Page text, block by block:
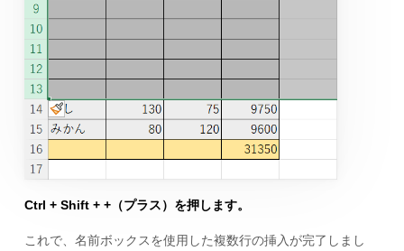
Ctrl + Shift + +（プラス）を押します。
これで、名前ボックスを使用した複数行の挿入が完了しまし